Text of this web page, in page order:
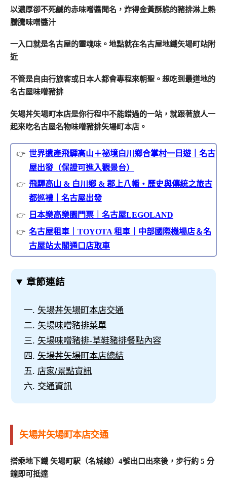
以濃厚卻不死鹹的赤味噌醬聞名，炸得金黃酥脆的豬排淋上熱
騰騰味噌醬汁
一入口就是名古屋的靈魂味。地點就在名古屋地鐵矢場町站附
近
不管是自由行旅客或日本人都會專程來朝聖。想吃到最道地的
名古屋味噌豬排
矢場丼矢場町本店是你行程中不能錯過的一站，就跟著旅人一
起來吃名古屋名物味噌豬排矢場町本店。
世界遺產飛驒高山＋祕境白川鄉合掌村一日遊｜名古
屋出發（保證可進入觀景台）
飛驒高山 & 白川鄉 & 郡上八幡・歷史與傳統之旅古
都巡禮｜名古屋出發
日本樂高樂園門票｜名古屋LEGOLAND
名古屋租車｜TOYOTA 租車｜中部國際機場店＆名
古屋站太閣通口店取車
章節連結
矢場丼矢場町本店交通
矢場味噌豬排菜單
矢場味噌豬排-草鞋豬排餐點內容
矢場丼矢場町本店總結
店家/景點資訊
交通資訊
矢場丼矢場町本店交通
搭乘地下鐵 矢場町駅 （名城線）4號出口出來後，步行約 5 分
鐘即可抵達